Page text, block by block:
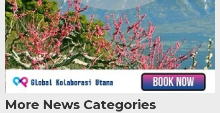
More News Categories